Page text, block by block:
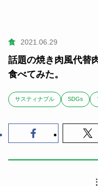
食 2021.06.29
話題の焼き肉風代替
食べてみた。
サスティナブル SDGs